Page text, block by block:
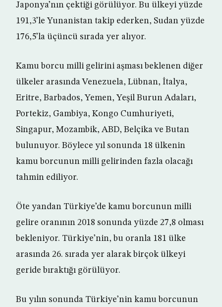
Japonya’nın çektiği görülüyor. Bu ülkeyi yüzde
191,3’le Yunanistan takip ederken, Sudan yüzde
176,5’la üçüncü sırada yer alıyor.
Kamu borcu milli gelirini aşması beklenen diğer
ülkeler arasında Venezuela, Lübnan, İtalya,
Eritre, Barbados, Yemen, Yeşil Burun Adaları,
Portekiz, Gambiya, Kongo Cumhuriyeti,
Singapur, Mozambik, ABD, Belçika ve Butan
bulunuyor. Böylece yıl sonunda 18 ülkenin
kamu borcunun milli gelirinden fazla olacağı
tahmin ediliyor.
Öte yandan Türkiye’de kamu borcunun milli
gelire oranının 2018 sonunda yüzde 27,8 olması
bekleniyor. Türkiye’nin, bu oranla 181 ülke
arasında 26. sırada yer alarak birçok ülkeyi
geride bıraktığı görülüyor.
Bu yılın sonunda Türkiye’nin kamu borcunun